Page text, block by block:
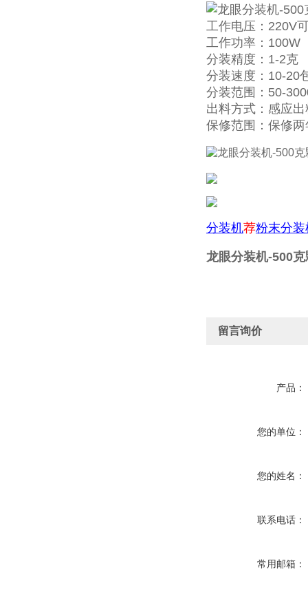
工作电压：220V
工作功率：100W
分装精度：1-2克
分装速度：10-20
分装范围：50-
出料方式：感应
保修范围：保修
分装机荐粉末分装
龙眼分装机-500
留言询价
产品：
您的单位：
您的姓名：
联系电话：
常用邮箱：